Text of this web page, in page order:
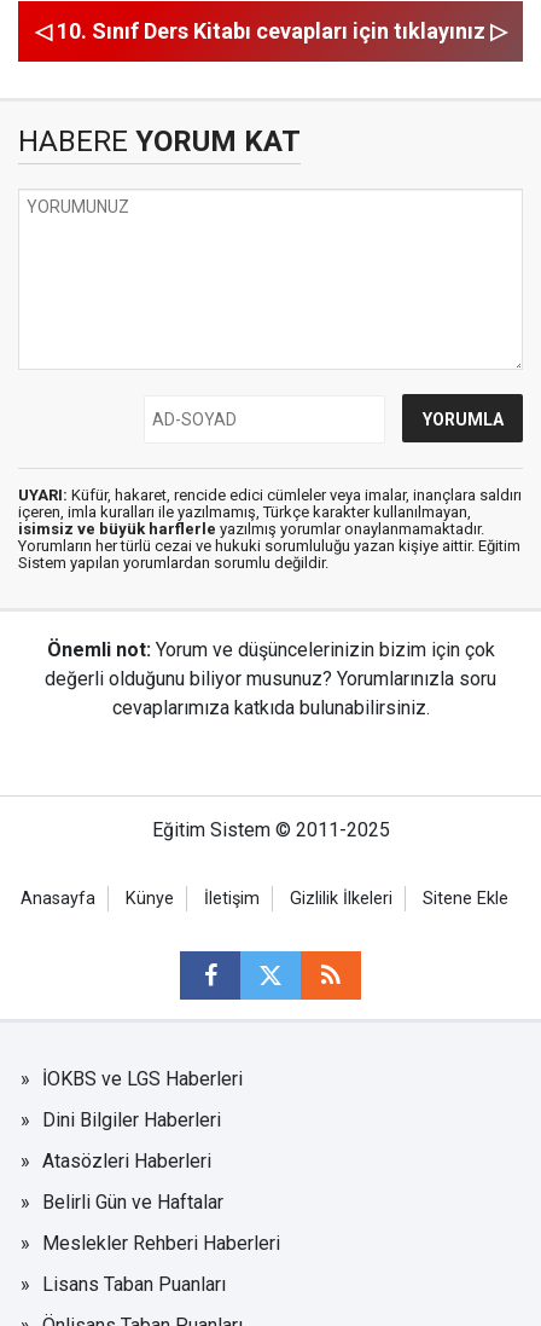
◁ 10. Sınıf Ders Kitabı cevapları için tıklayınız ▷
HABERE YORUM KAT
UYARI: Küfür, hakaret, rencide edici cümleler veya imalar, inançlara saldırı
içeren, imla kuralları ile yazılmamış, Türkçe karakter kullanılmayan,
isimsiz ve büyük harflerle yazılmış yorumlar onaylanmamaktadır.
Yorumların her türlü cezai ve hukuki sorumluluğu yazan kişiye aittir. Eğitim
Sistem yapılan yorumlardan sorumlu değildir.
Önemli not: Yorum ve düşüncelerinizin bizim için çok
değerli olduğunu biliyor musunuz? Yorumlarınızla soru
cevaplarımıza katkıda bulunabilirsiniz.
Eğitim Sistem © 2011-2025
Anasayfa Künye İletişim Gizlilik İlkeleri Sitene Ekle
İOKBS ve LGS Haberleri
Dini Bilgiler Haberleri
Atasözleri Haberleri
Belirli Gün ve Haftalar
Meslekler Rehberi Haberleri
Lisans Taban Puanları